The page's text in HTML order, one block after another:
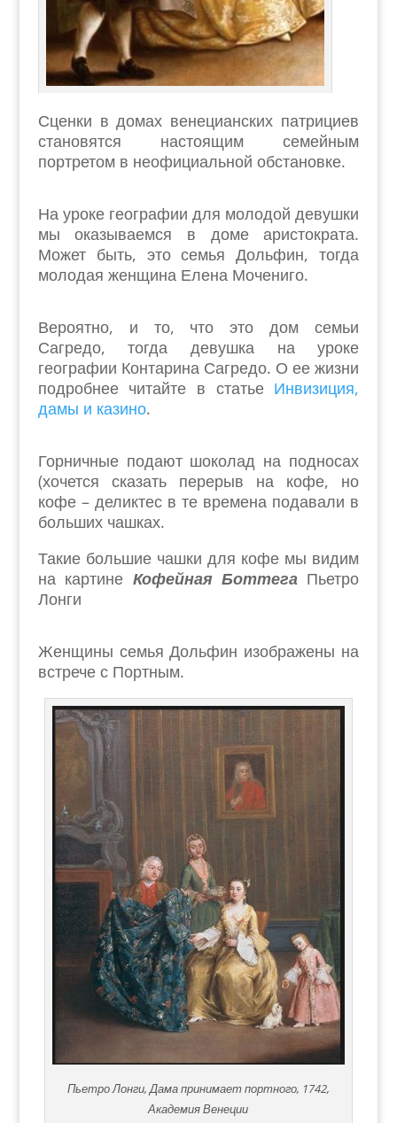
Сценки в домах венецианских патрициев
становятся настоящим семейным
портретом в неофициальной обстановке.
На уроке географии для молодой девушки
мы оказываемся в доме аристократа.
Может быть, это семья Дольфин, тогда
молодая женщина Елена Мочениго.
Вероятно, и то, что это дом семьи
Сагредо, тогда девушка на уроке
географии Контарина Сагредо. О ее жизни
подробнее читайте в статье Инвизиция,
дамы и казино.
Горничные подают шоколад на подносах
(хочется сказать перерыв на кофе, но
кофе – деликтес в те времена подавали в
больших чашках.
Такие большие чашки для кофе мы видим
на картине Кофейная БоттегаПьетро
Лонги
Женщины семья Дольфин изображены на
встрече с Портным.
Пьетро Лонги, Дама принимает портного, 1742,
Академия Венеции